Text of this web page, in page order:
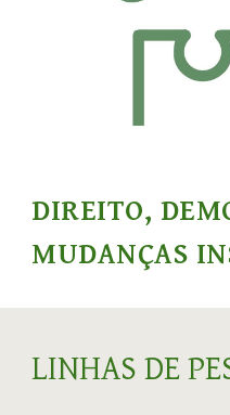
DIREITO,
MUDANÇAS
LINHAS DE